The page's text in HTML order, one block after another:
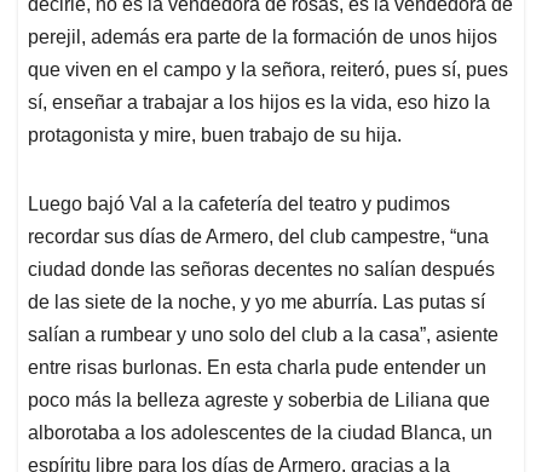
decirle, no es la vendedora de rosas, es la vendedora de
perejil, además era parte de la formación de unos hijos
que viven en el campo y la señora, reiteró, pues sí, pues
sí, enseñar a trabajar a los hijos es la vida, eso hizo la
protagonista y mire, buen trabajo de su hija.
Luego bajó Val a la cafetería del teatro y pudimos
recordar sus días de Armero, del club campestre, “una
ciudad donde las señoras decentes no salían después
de las siete de la noche, y yo me aburría. Las putas sí
salían a rumbear y uno solo del club a la casa”, asiente
entre risas burlonas. En esta charla pude entender un
poco más la belleza agreste y soberbia de Liliana que
alborotaba a los adolescentes de la ciudad Blanca, un
espíritu libre para los días de Armero, gracias a la